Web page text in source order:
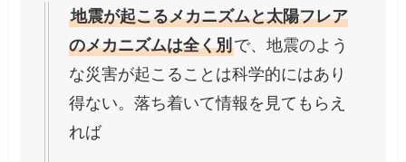
地震が起こるメカニズムと太陽フレア
のメカニズムは全く別で、地震のよう
な災害が起こることは科学的にはあり
得ない。落ち着いて情報を見てもらえ
れば